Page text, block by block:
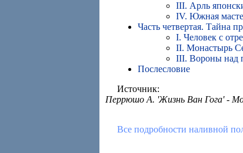
III. Арль
IV. Южная
Часть четвертая. Тайна
I. Человек с
II. Монастырь
III. Вороны над
Послесловие
Источник:
Перрюшо А. 'Жизнь Ван Гога' -
Все подробности наливной